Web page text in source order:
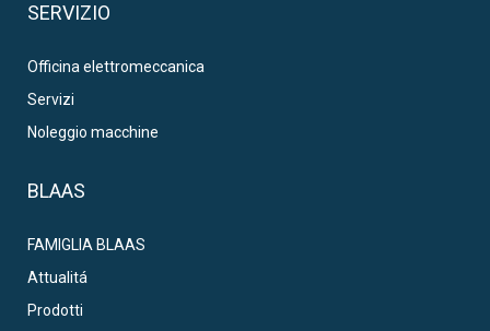
SERVIZIO
Officina elettromeccanica
Servizi
Noleggio macchine
BLAAS
FAMIGLIA BLAAS
Attualitá
Prodotti